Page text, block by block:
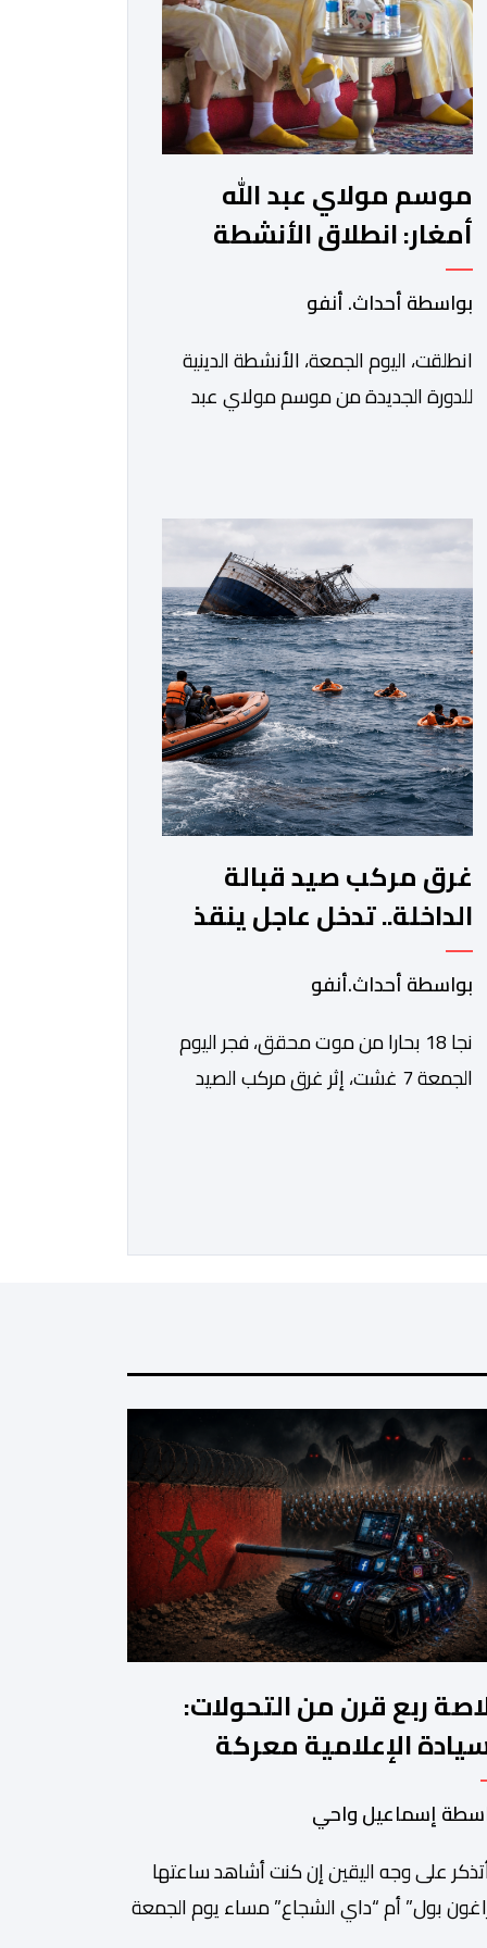
موسم مولاي عبد الله
أمغار: انطلاق الأنشطة
الدينية في أجواء من
الخشوع الروحي
بواسطة أحداث. أنفو
انطلقت، اليوم الجمعة، الأنشطة الدينية
للدورة الجديدة من موسم مولاي عبد
الإقليمي للجديدة، ورئيس المجلس
العلمي المحلي للجديدة، وذلك بحضور
شخصيات مدنية وعسكرية ودينية. وجرت
مراسيم افتتاح فعاليات الموسم بالخيمة
الرسمية، حيث أُلقيت كلمات كل من رئيس
المجلس […]
غرق مركب صيد قبالة
الداخلة.. تدخل عاجل ينقذ
18 بحارا من الموت
بواسطة أحداث.أنفو
نجا 18 بحارا من موت محقق، فجر اليوم
الجمعة 7 غشت، إثر غرق مركب الصيد
أثناء مزاولته نشاط الصيد البحري، قبل أن
ربع قرن من التحولات:
الإعلامية معركة
القادمة
إسماعيل واحي
على وجه اليقين إن كنت أشاهد ساعتها
بول” أم “داي الشجاع” مساء يوم الجمعة